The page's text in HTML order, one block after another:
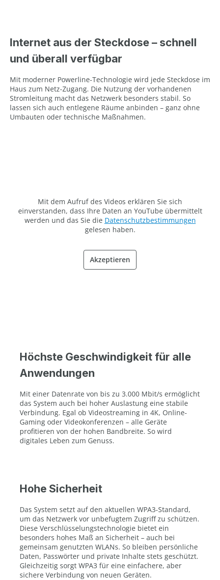
Internet aus der Steckdose – schnell
und überall verfügbar
Mit moderner Powerline-Technologie wird jede Steckdose im
Haus zum Netz-Zugang. Die Nutzung der vorhandenen
Stromleitung macht das Netzwerk besonders stabil. So
lassen sich auch entlegene Räume anbinden – ganz ohne
Umbauten oder technische Maßnahmen.
Mit dem Aufruf des Videos erklären Sie sich
einverstanden, dass Ihre Daten an YouTube übermittelt
werden und das Sie die Datenschutzbestimmungen
gelesen haben.
Akzeptieren
Höchste Geschwindigkeit für alle
Anwendungen
Mit einer Datenrate von bis zu 3.000 Mbit/s ermöglicht
das System auch bei hoher Auslastung eine stabile
Verbindung. Egal ob Videostreaming in 4K, Online-
Gaming oder Videokonferenzen – alle Geräte
profitieren von der hohen Bandbreite. So wird
digitales Leben zum Genuss.
Hohe Sicherheit
Das System setzt auf den aktuellen WPA3-Standard,
um das Netzwerk vor unbefugtem Zugriff zu schützen.
Diese Verschlüsselungstechnologie bietet ein
besonders hohes Maß an Sicherheit – auch bei
gemeinsam genutzten WLANs. So bleiben persönliche
Daten, Passwörter und private Inhalte stets geschützt.
Gleichzeitig sorgt WPA3 für eine einfachere, aber
sichere Verbindung von neuen Geräten.